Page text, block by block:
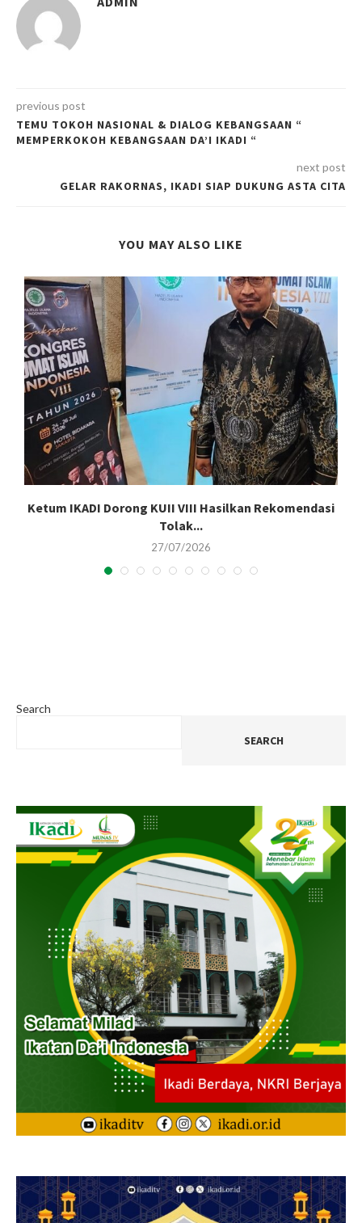
previous post
TEMU TOKOH NASIONAL & DIALOG KEBANGSAAN “
MEMPERKOKOH KEBANGSAAN DA’I IKADI “
next post
GELAR RAKORNAS, IKADI SIAP DUKUNG ASTA CITA
YOU MAY ALSO LIKE
Ketum IKADI Dorong KUII VIII Hasilkan Rekomendasi
Tolak...
27/07/2026
Search
SEARCH